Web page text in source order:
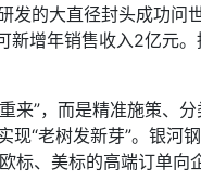
的大直径封头成功
增年销售收入2亿元
”，而是精准施策、
“老树发新芽”。银河
、美标的高端订单向